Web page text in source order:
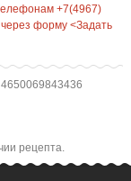
+7(4967)
форму <Задать
рецепта.